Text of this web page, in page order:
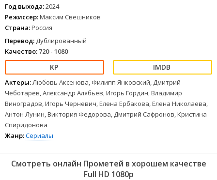
Год выхода:2024
Режиссер:Максим Свешников
Страна:Россия
Перевод: Дублированный
Качество: 720 - 1080
Актеры:Любовь Аксенова, Филипп Янковский, Дмитрий
Чеботарев, Александр Алябьев, Игорь Гордин, Владимир
Виноградов, Игорь Черневич, Елена Ербакова, Елена Николаева,
Антон Лунин, Виктория Федорова, Дмитрий Сафронов, Кристина
Спиридонова
Жанр:Сериалы
Смотреть онлайн Прометей в хорошем качестве
Full HD 1080p